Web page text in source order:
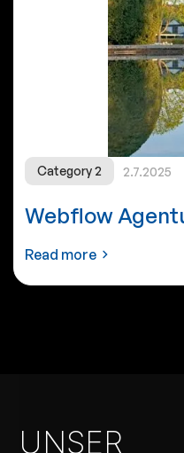
Category 2 2.7.2025
Webflow
Read more
UNSER